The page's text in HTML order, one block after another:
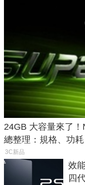
24GB 大容量來了
總整理：規格、功
3C新品
效
四